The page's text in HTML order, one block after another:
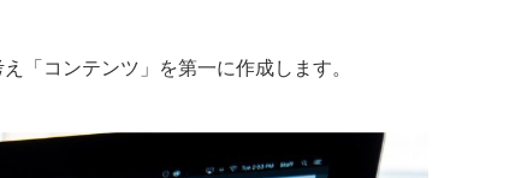
「コンテンツ」を第一に作成します。